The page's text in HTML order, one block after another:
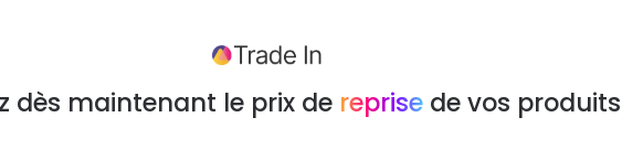
dès maintenant le prix de reprise de vos produits